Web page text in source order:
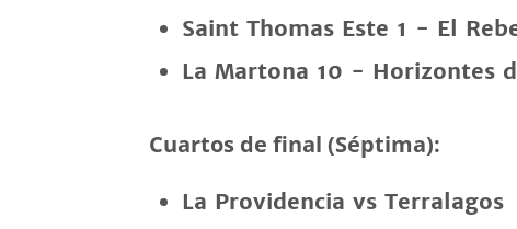
Saint Thomas Este 1 - El
La Martona 10 - Horizontes
Cuartos de final (Séptima):
La Providencia vs Terralagos